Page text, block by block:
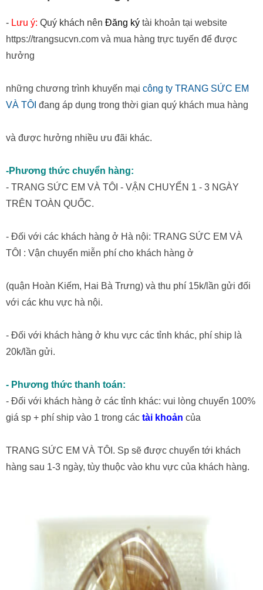
- Lưu ý: Quý khách nên Đăng ký tài khoản tại website
https://trangsucvn.com và mua hàng trực tuyến để được
hưởng
những chương trình khuyến mại công ty TRANG SỨC EM
VÀ TÔI đang áp dụng trong thời gian quý khách mua hàng
và được hưởng nhiều ưu đãi khác.
-Phương thức chuyển hàng:
- TRANG SỨC EM VÀ TÔI - VẬN CHUYỂN 1 - 3 NGÀY
TRÊN TOÀN QUỐC.
- Đối với các khách hàng ở Hà nội: TRANG SỨC EM VÀ
TÔI : Vận chuyển miễn phí cho khách hàng ở
(quận Hoàn Kiếm, Hai Bà Trưng) và thu phí 15k/lần gửi đối
với các khu vực hà nội.
- Đối với khách hàng ở khu vực các tỉnh khác, phí ship là
20k/lần gửi.
- Phương thức thanh toán:
- Đối với khách hàng ở các tỉnh khác: vui lòng chuyển 100%
giá sp + phí ship vào 1 trong các tài khoản của
TRANG SỨC EM VÀ TÔI. Sp sẽ được chuyển tới khách
hàng sau 1-3 ngày, tùy thuộc vào khu vực của khách hàng.